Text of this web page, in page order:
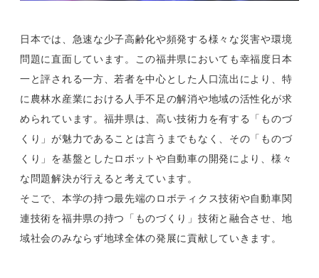
日本では、急速な少子高齢化や頻発する様々な災害や環境
問題に直面しています。この福井県においても幸福度日本
一と評される一方、若者を中心とした人口流出により、特
に農林水産業における人手不足の解消や地域の活性化が求
められています。福井県は、高い技術力を有する「ものづ
くり」が魅力であることは言うまでもなく、その「ものづ
くり」を基盤としたロボットや自動車の開発により、様々
な問題解決が行えると考えています。
そこで、本学の持つ最先端のロボティクス技術や自動車関
連技術を福井県の持つ「ものづくり」技術と融合させ、地
域社会のみならず地球全体の発展に貢献していきます。